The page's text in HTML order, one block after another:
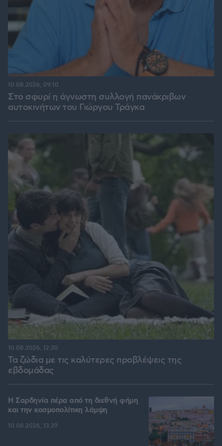
Στο σφυρί η άγνωστη συλλογή πανάκριβων
αυτοκινήτων του Γιώργου Τράγκα
10.08.2026, 09:10
Τα ζώδια με τις καλύτερες προβλέψεις της
εβδομάδας
10.08.2026, 12:30
Η Σαρδηνία πέρα από τη διεθνή φήμη
και την κοσμοπολίτικη λάμψη
10.08.2026, 13:39